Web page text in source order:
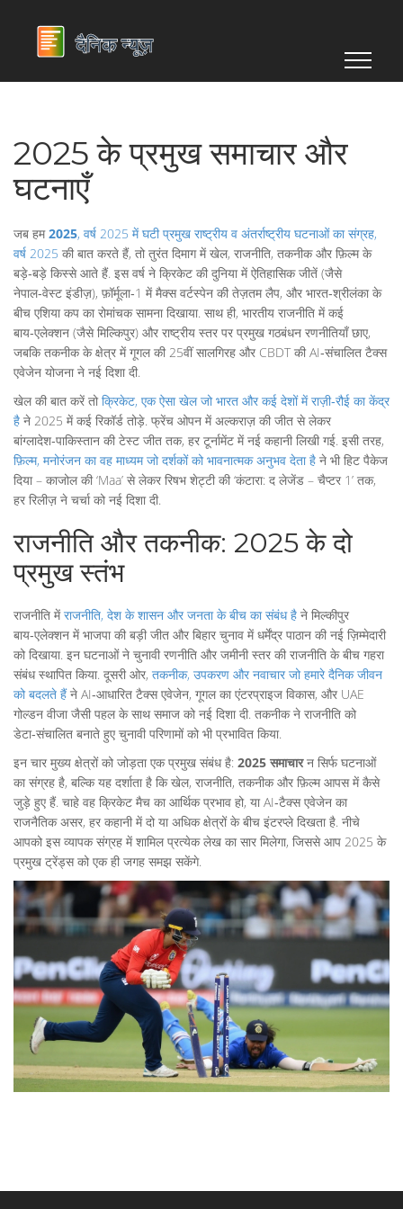
2025 के प्रमुख समाचार और
घटनाएँ
जब हम2025, वर्ष 2025 में घटी प्रमुख राष्ट्रीय व अंतर्राष्ट्रीय घटनाओं का संग्रह,
वर्ष 2025 की बात करते हैं, तो तुरंत दिमाग में खेल, राजनीति, तकनीक और फ़िल्म के
बड़े‑बड़े किस्से आते हैं. इस वर्ष ने क्रिकेट की दुनिया में ऐतिहासिक जीतें (जैसे
नेपाल‑वेस्ट इंडीज़), फ़ॉर्मूला‑1 में मैक्स वर्टस्पेन की तेज़तम लैप, और भारत‑श्रीलंका के
बीच एशिया कप का रोमांचक सामना दिखाया. साथ ही, भारतीय राजनीति में कई
बाय‑एलेक्शन (जैसे मिल्किपुर) और राष्ट्रीय स्तर पर प्रमुख गठबंधन रणनीतियाँ छाए,
जबकि तकनीक के क्षेत्र में गूगल की 25वीं सालगिरह और CBDT की AI‑संचालित टैक्स
एवेजेन योजना ने नई दिशा दी.
खेल की बात करें तोक्रिकेट, एक ऐसा खेल जो भारत और कई देशों में राज़ी‑रौई का केंद्र
है ने 2025 में कई रिकॉर्ड तोड़े. फ्रेंच ओपन में अल्कराज़ की जीत से लेकर
बांग्लादेश‑पाकिस्तान की टेस्ट जीत तक, हर टूर्नामेंट में नई कहानी लिखी गई. इसी तरह,
फ़िल्म, मनोरंजन का वह माध्यम जो दर्शकों को भावनात्मक अनुभव देता है ने भी हिट पैकेज
दिया – काजोल की ‘Maa’ से लेकर रिषभ शेट्टी की ‘कंटारा: द लेजेंड – चैप्टर 1’ तक,
हर रिलीज़ ने चर्चा को नई दिशा दी.
राजनीति और तकनीक: 2025 के दो
प्रमुख स्तंभ
राजनीति मेंराजनीति, देश के शासन और जनता के बीच का संबंध है ने मिल्कीपुर
बाय‑एलेक्शन में भाजपा की बड़ी जीत और बिहार चुनाव में धर्मेंद्र पाठान की नई ज़िम्मेदारी
को दिखाया. इन घटनाओं ने चुनावी रणनीति और जमीनी स्तर की राजनीति के बीच गहरा
संबंध स्थापित किया. दूसरी ओर, तकनीक, उपकरण और नवाचार जो हमारे दैनिक जीवन
को बदलते हैंने AI‑आधारित टैक्स एवेजेन, गूगल का एंटरप्राइज विकास, और UAE
गोल्डन वीजा जैसी पहल के साथ समाज को नई दिशा दी. तकनीक ने राजनीति को
डेटा‑संचालित बनाते हुए चुनावी परिणामों को भी प्रभावित किया.
इन चार मुख्य क्षेत्रों को जोड़ता एक प्रमुख संबंध है: 2025 समाचारन सिर्फ घटनाओं
का संग्रह है, बल्कि यह दर्शाता है कि खेल, राजनीति, तकनीक और फ़िल्म आपस में कैसे
जुड़े हुए हैं. चाहे वह क्रिकेट मैच का आर्थिक प्रभाव हो, या AI‑टैक्स एवेजेन का
राजनैतिक असर, हर कहानी में दो या अधिक क्षेत्रों के बीच इंटरप्ले दिखता है. नीचे
आपको इस व्यापक संग्रह में शामिल प्रत्येक लेख का सार मिलेगा, जिससे आप 2025 के
प्रमुख ट्रेंड्स को एक ही जगह समझ सकेंगे.